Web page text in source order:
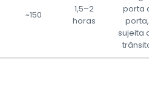
~150
1,5–2
horas
porta a
porta,
sujeita
trânsito